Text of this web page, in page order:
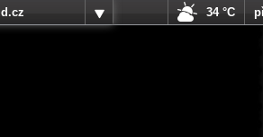
34 °C